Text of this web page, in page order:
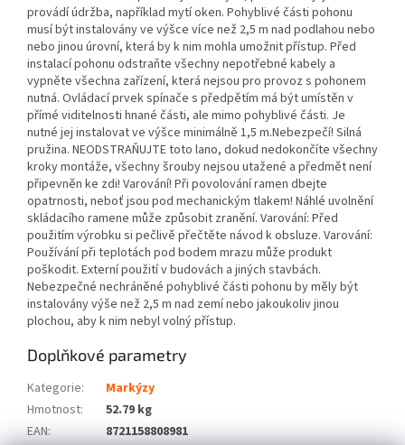
provádí údržba, například mytí oken. Pohyblivé části pohonu
musí být instalovány ve výšce více než 2,5 m nad podlahou nebo
nebo jinou úrovní, která by k nim mohla umožnit přístup. Před
instalací pohonu odstraňte všechny nepotřebné kabely a
vypněte všechna zařízení, která nejsou pro provoz s pohonem
nutná. Ovládací prvek spínače s předpětím má být umístěn v
přímé viditelnosti hnané části, ale mimo pohyblivé části. Je
nutné jej instalovat ve výšce minimálně 1,5 m.Nebezpečí! Silná
pružina. NEODSTRAŇUJTE toto lano, dokud nedokončíte všechny
kroky montáže, všechny šrouby nejsou utažené a předmět není
připevněn ke zdi! Varování! Při povolování ramen dbejte
opatrnosti, neboť jsou pod mechanickým tlakem! Náhlé uvolnění
skládacího ramene může způsobit zranění. Varování: Před
použitím výrobku si pečlivě přečtěte návod k obsluze. Varování:
Používání při teplotách pod bodem mrazu může produkt
poškodit. Externí použití v budovách a jiných stavbách.
Nebezpečné nechráněné pohyblivé části pohonu by měly být
instalovány výše než 2,5 m nad zemí nebo jakoukoliv jinou
plochou, aby k nim nebyl volný přístup.
Doplňkové parametry
Kategorie:
Markýzy
Hmotnost:
52.79 kg
EAN:
8721158808981